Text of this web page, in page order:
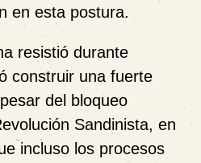
en esta postura.
resistió durante
construir una fuerte
del bloqueo
Sandinista, en
incluso los procesos